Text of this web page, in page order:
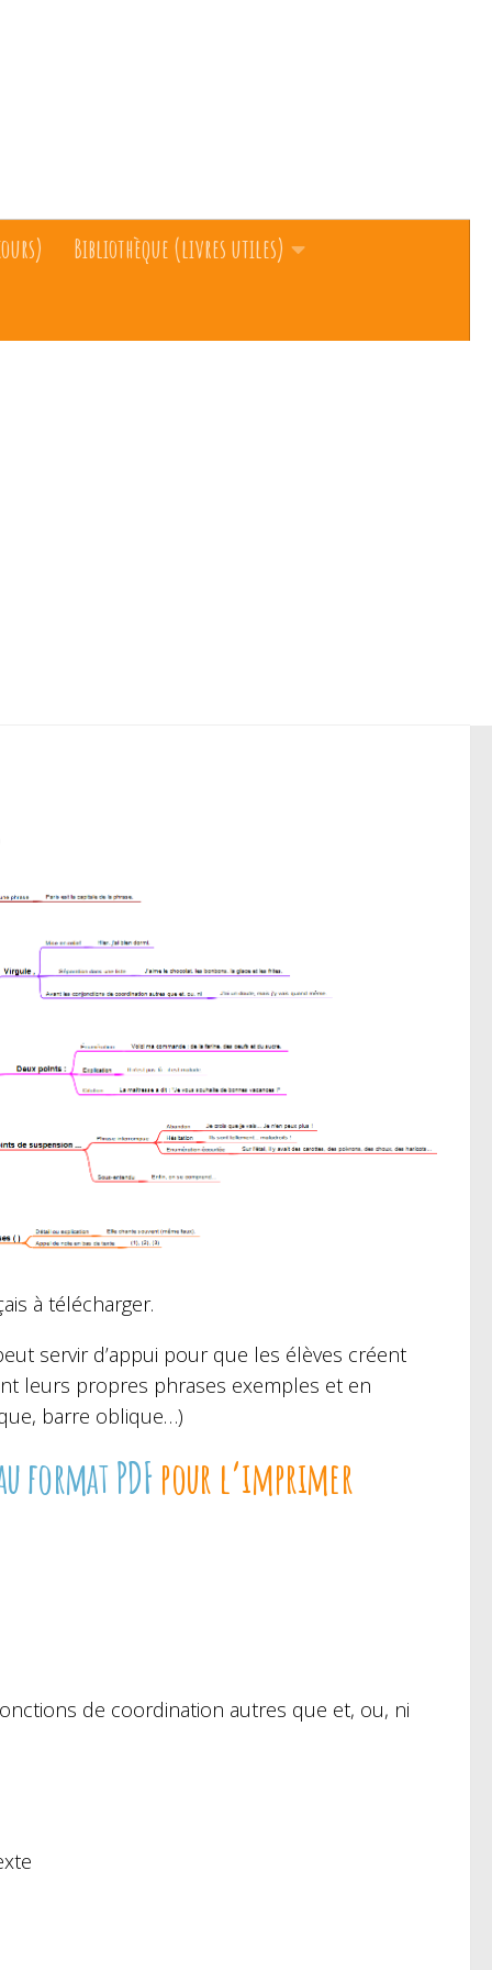
Bibliothèque (livres utiles)
à télécharger.
servir d’appui pour que les élèves créent
leurs propres phrases exemples et en
barre oblique…)
format PDFpour l’imprimer
de coordination autres que et, ou, ni